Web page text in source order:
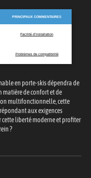
PRINCIPAUX COMMENTAIRES
Facilité d’installation
Problèmes de compatibilité
en porte-skis dépendra de
matière de confort et de
multifonctionnelle, cette
aux exigences
cette liberté moderne et profiter
?